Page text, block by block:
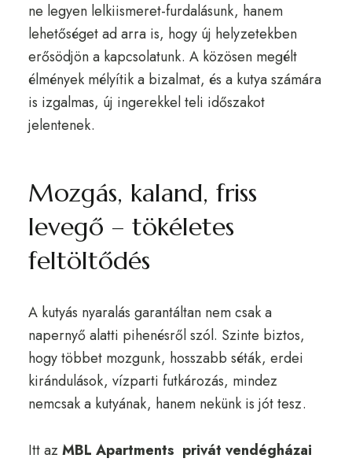
ne legyen lelkiismeret-furdalásunk, hanem
lehetőséget ad arra is, hogy új helyzetekben
erősödjön a kapcsolatunk. A közösen megélt
élmények mélyítik a bizalmat, és a kutya számára
is izgalmas, új ingerekkel teli időszakot
jelentenek.
Mozgás, kaland, friss
levegő – tökéletes
feltöltődés
A kutyás nyaralás garantáltan nem csak a
napernyő alatti pihenésről szól. Szinte biztos,
hogy többet mozgunk, hosszabb séták, erdei
kirándulások, vízparti futkározás, mindez
nemcsak a kutyának, hanem nekünk is jót tesz.
Itt az MBL Apartments privát vendégházai